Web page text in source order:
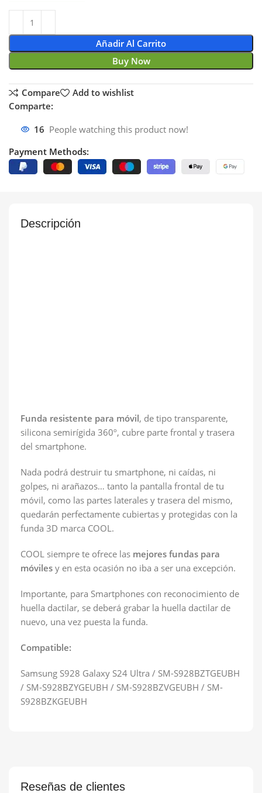
Añadir Al Carrito
Buy Now
Compare
Add to wishlist
Comparte:
16 People watching this product now!
Payment Methods:
Descripción
Funda resistente para móvil, de tipo transparente,
silicona semirígida 360º, cubre parte frontal y trasera
del smartphone.
Nada podrá destruir tu smartphone, ni caídas, ni
golpes, ni arañazos… tanto la pantalla frontal de tu
móvil, como las partes laterales y trasera del mismo,
quedarán perfectamente cubiertas y protegidas con la
funda 3D marca COOL.
COOL siempre te ofrece las mejores fundas para
móviles y en esta ocasión no iba a ser una excepción.
Importante, para Smartphones con reconocimiento de
huella dactilar, se deberá grabar la huella dactilar de
nuevo, una vez puesta la funda.
Compatible:
Samsung S928 Galaxy S24 Ultra / SM-S928BZTGEUBH
/ SM-S928BZYGEUBH / SM-S928BZVGEUBH / SM-
S928BZKGEUBH
Reseñas de clientes